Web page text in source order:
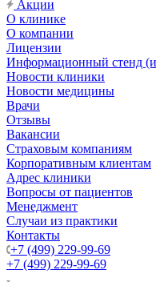
Акции
О клинике
О компании
Лицензии
Информационный стенд
Новости клиники
Новости медицины
Врачи
Отзывы
Вакансии
Страховым компаниям
Корпоративным клиентам
Адрес клиники
Вопросы от пациентов
Менеджмент
Случаи из практики
Контакты
+7 (499) 229-99-69
+7 (499) 229-99-69